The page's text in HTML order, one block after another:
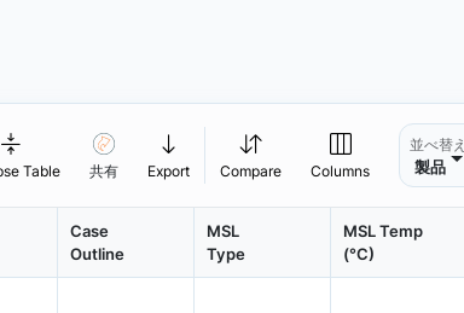
Table 共有 Export Compare Columns
並べ替え
製品
Case
Outline
MSL
Type
MSL Temp
(°C)